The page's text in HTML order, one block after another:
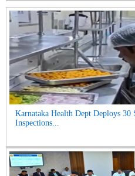
Karnataka Health Dept Deploys 30
Inspections...